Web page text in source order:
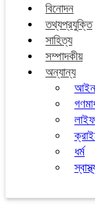
বিনোদন
তথ্যপ্রযুক্তি
সাহিত্য
সম্পাদকীয়
অন্যান্য
ধর্ম